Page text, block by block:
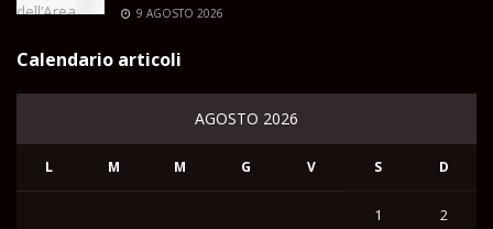
9 AGOSTO 2026
Calendario articoli
AGOSTO 2026
L M M G V S D
1 2